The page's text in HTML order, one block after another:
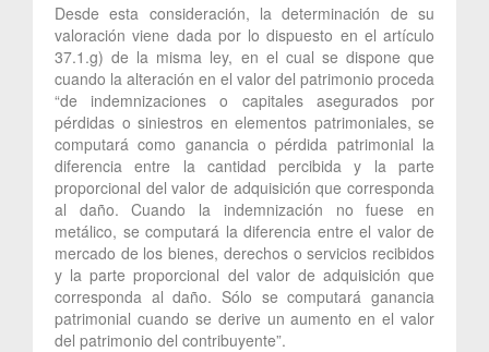
Desde esta consideración, la determinación de su
valoración viene dada por lo dispuesto en el artículo
37.1.g) de la misma ley, en el cual se dispone que
cuando la alteración en el valor del patrimonio proceda
“de indemnizaciones o capitales asegurados por
pérdidas o siniestros en elementos patrimoniales, se
computará como ganancia o pérdida patrimonial la
diferencia entre la cantidad percibida y la parte
proporcional del valor de adquisición que corresponda
al daño. Cuando la indemnización no fuese en
metálico, se computará la diferencia entre el valor de
mercado de los bienes, derechos o servicios recibidos
y la parte proporcional del valor de adquisición que
corresponda al daño. Sólo se computará ganancia
patrimonial cuando se derive un aumento en el valor
del patrimonio del contribuyente”.